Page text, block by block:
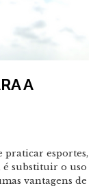
A
praticar esportes,
é substituir o uso
vantagens de